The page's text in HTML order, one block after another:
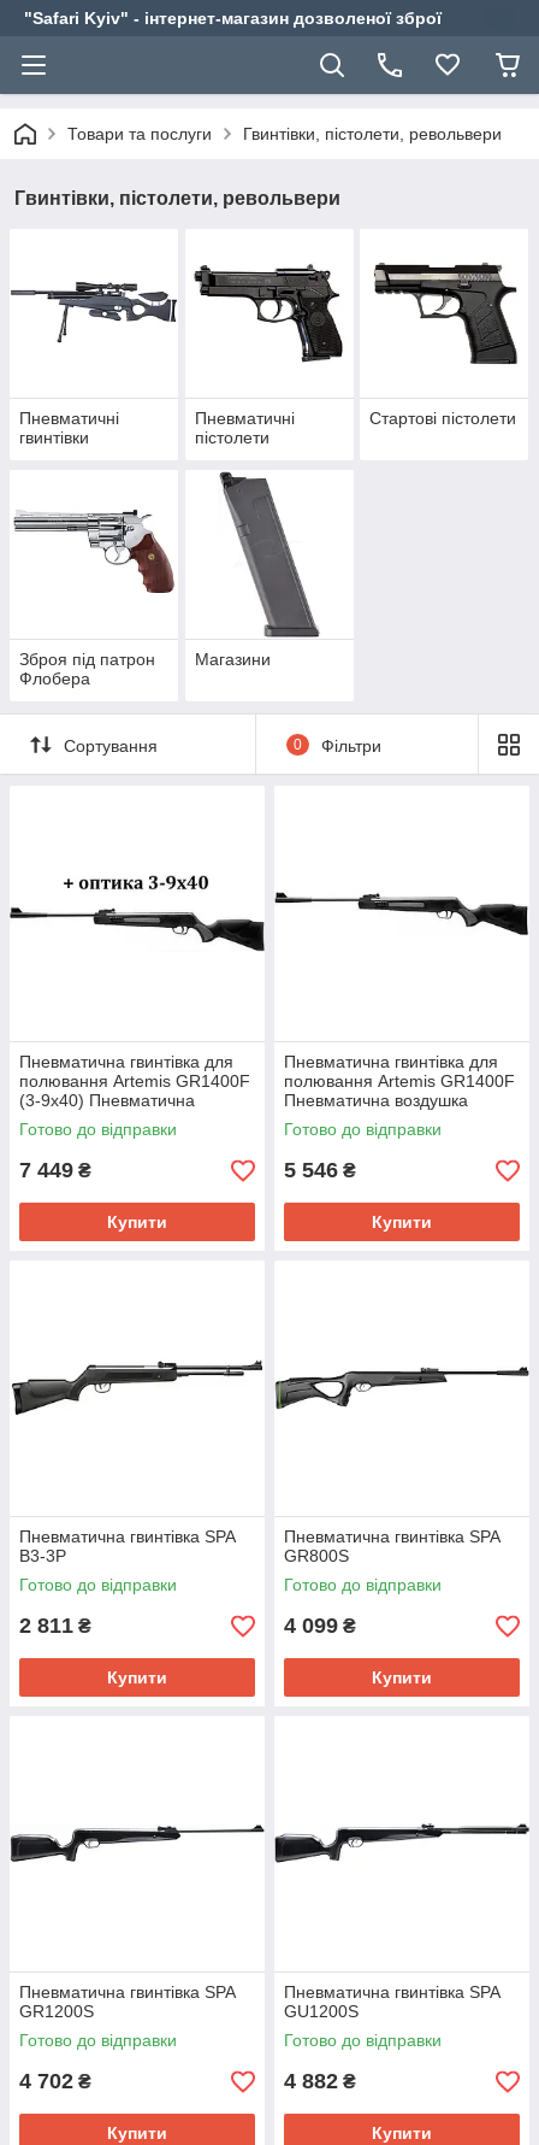
"Safari Kyiv" - інтернет-магазин дозволеної зброї
Товари та послуги Гвинтівки, пістолети, револьвери
Гвинтівки, пістолети, револьвери
Пневматичні
гвинтівки
Пневматичні
пістолети
Стартові пістолети
Зброя під патрон
Флобера
Магазини
Сортування 0 Фільтри
Пневматична гвинтівка для
полювання Artemis GR1400F
(3-9х40) Пневматична
воздушка Пневматична
рушниця
Готово до відправки
7 449 ₴
Купити
Пневматична гвинтівка для
полювання Artemis GR1400F
Пневматична воздушка
Пневматична рушниця
Готово до відправки
5 546 ₴
Купити
Пневматична гвинтівка SPA
B3-3P
Готово до відправки
2 811 ₴
Купити
Пневматична гвинтівка SPA
GR800S
Готово до відправки
4 099 ₴
Купити
Пневматична гвинтівка SPA
GR1200S
Готово до відправки
4 702 ₴
Купити
Пневматична гвинтівка SPA
GU1200S
Готово до відправки
4 882 ₴
Купити